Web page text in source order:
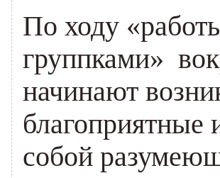
По ходу
группками»
начинают
благоприятные
собой